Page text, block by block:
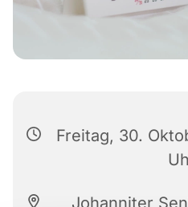
Freitag, 30.
Johanniter